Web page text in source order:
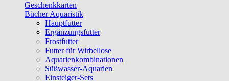
Geschenkkarten
Bücher Aquaristik
Hauptfutter
Ergänzungsfutter
Frostfutter
Futter für Wirbellose
Aquarienkombinationen
Süßwasser-Aquarien
Einsteiger-Sets